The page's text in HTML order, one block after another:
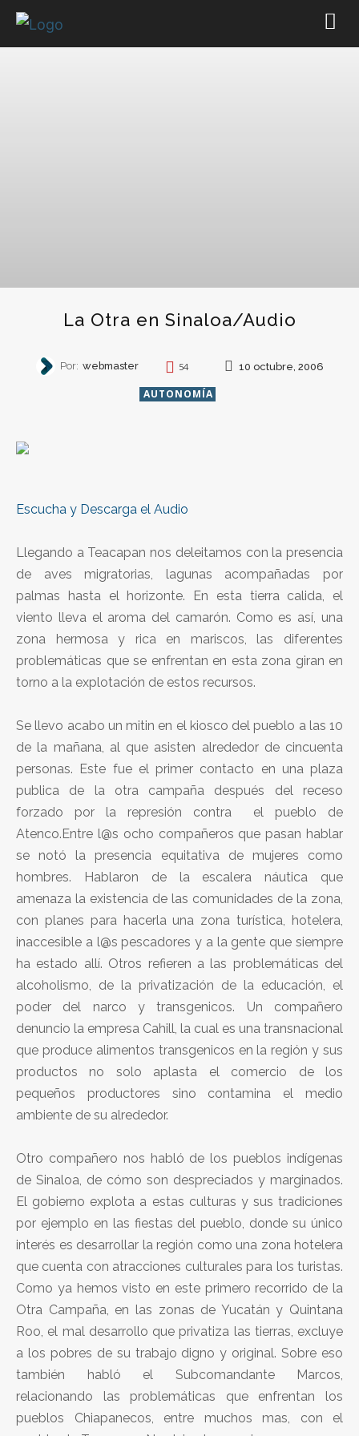
La Otra en Sinaloa/Audio
Por: webmaster 54 10 octubre, 2006
AUTONOMÍA
Escucha y Descarga el Audio
Llegando a Teacapan nos deleitamos con la presencia
de aves migratorias, lagunas acompañadas por
palmas hasta el horizonte. En esta tierra calida, el
viento lleva el aroma del camarón. Como es así, una
zona hermosa y rica en mariscos, las diferentes
problemáticas que se enfrentan en esta zona giran en
torno a la explotación de estos recursos.
Se llevo acabo un mitin en el kiosco del pueblo a las 10
de la mañana, al que asisten alrededor de cincuenta
personas. Este fue el primer contacto en una plaza
publica de la otra campaña después del receso
forzado por la represión contra el pueblo de
Atenco.Entre l@s ocho compañeros que pasan hablar
se notó la presencia equitativa de mujeres como
hombres. Hablaron de la escalera náutica que
amenaza la existencia de las comunidades de la zona,
con planes para hacerla una zona turística, hotelera,
inaccesible a l@s pescadores y a la gente que siempre
ha estado allí. Otros refieren a las problemáticas del
alcoholismo, de la privatización de la educación, el
poder del narco y transgenicos. Un compañero
denuncio la empresa Cahill, la cual es una transnacional
que produce alimentos transgenicos en la región y sus
productos no solo aplasta el comercio de los
pequeños productores sino contamina el medio
ambiente de su alrededor.
Otro compañero nos habló de los pueblos indígenas
de Sinaloa, de cómo son despreciados y marginados.
El gobierno explota a estas culturas y sus tradiciones
por ejemplo en las fiestas del pueblo, donde su único
interés es desarrollar la región como una zona hotelera
que cuenta con atracciones culturales para los turistas.
Como ya hemos visto en este primero recorrido de la
Otra Campaña, en las zonas de Yucatán y Quintana
Roo, el mal desarrollo que privatiza las tierras, excluye
a los pobres de su trabajo digno y original. Sobre eso
también habló el Subcomandante Marcos,
relacionando las problemáticas que enfrentan los
pueblos Chiapanecos, entre muchos mas, con el